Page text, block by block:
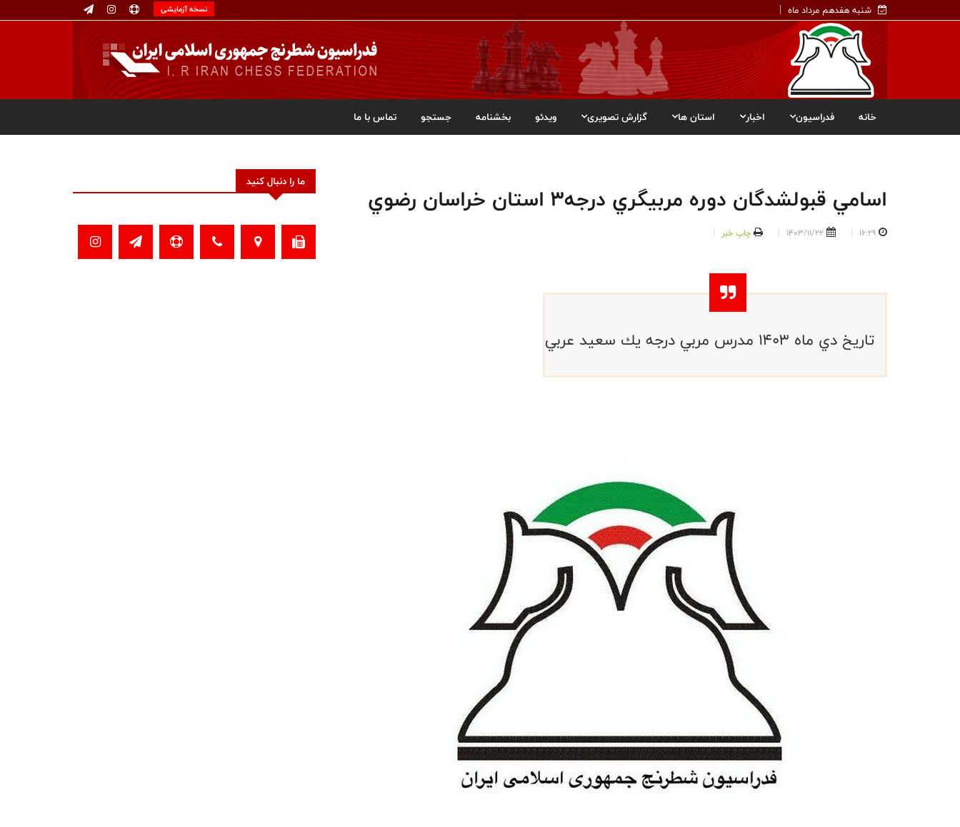
شنبه هفدهم مرداد ماه نسخه آزمایشی
خانه فدراسیون اخبار استان ها گزارش تصویری ویدئو بخشنامه جستجو تماس با ما
اسامي قبولشدگان دوره مربيگري درجه٣ استان خراسان رضوي
16:29
1403/11/22 چاپ خبر
تاريخ دي ماه ١٤٠٣ مدرس مربي درجه يك سعيد عربي
ما را دنبال کنید